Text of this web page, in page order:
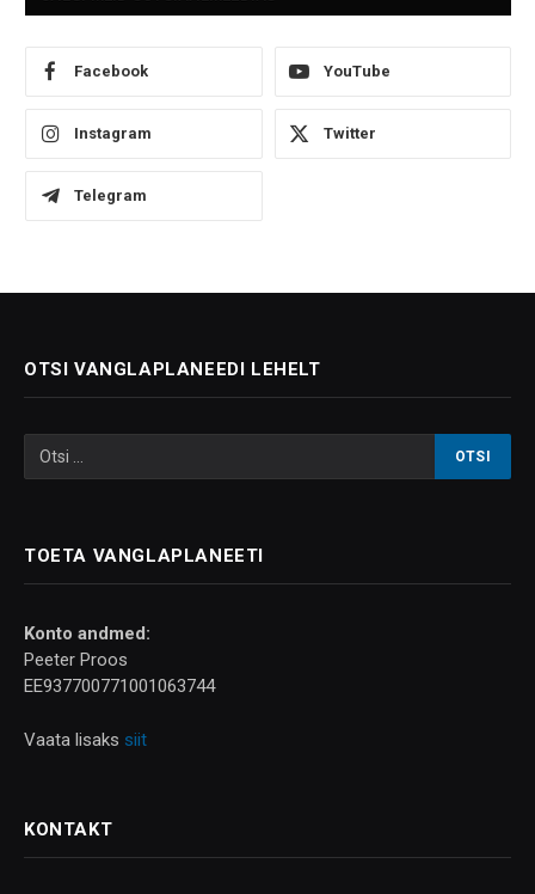
Facebook YouTube
Instagram Twitter
Telegram
OTSI VANGLAPLANEEDI LEHELT
TOETA VANGLAPLANEETI
Konto andmed:
Peeter Proos
EE937700771001063744
Vaata lisaks siit
KONTAKT